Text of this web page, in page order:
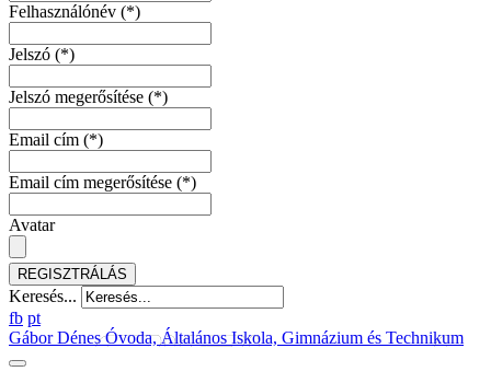
Felhasználónév (*)
Jelszó (*)
Jelszó megerősítése (*)
Email cím (*)
Email cím megerősítése (*)
Avatar
REGISZTRÁLÁS
Keresés...
fb pt
Gábor Dénes Óvoda, Általános Iskola, Gimnázium és Technikum